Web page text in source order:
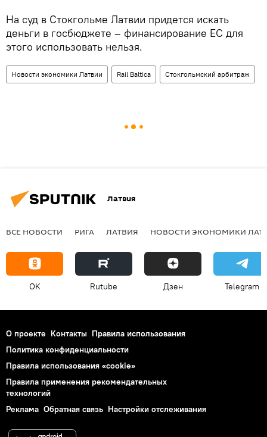
На суд в Стокгольме Латвии придется искать
деньги в госбюджете – финансирование ЕС для
этого использовать нельзя.
Новости экономики Латвии Rail Baltica Стокгольмский арбитраж
Латвия
ВСЕ НОВОСТИ РИГА ЛАТВИЯ НОВОСТИ ЭКОНОМИКИ
OK Rutube Дзен Telegram
О проекте Контакты Правила использования
Политика конфиденциальности
Правила использования «cookie»
Правила применения рекомендательных
технологий
Реклама Обратная связь Настройки отслеживания